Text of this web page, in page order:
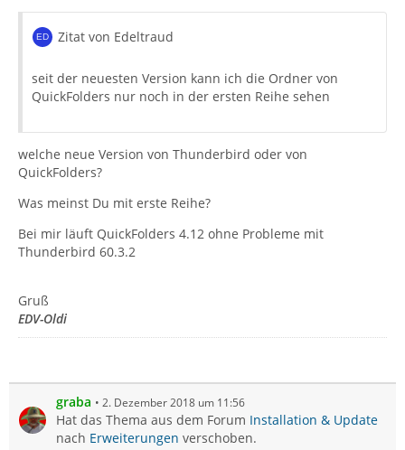
Zitat von Edeltraud
seit der neuesten Version kann ich die Ordner von
QuickFolders nur noch in der ersten Reihe sehen
welche neue Version von Thunderbird oder von
QuickFolders?
Was meinst Du mit erste Reihe?
Bei mir läuft QuickFolders 4.12 ohne Probleme mit
Thunderbird 60.3.2
Gruß
EDV-Oldi
graba 2. Dezember 2018 um 11:56
Hat das Thema aus dem Forum Installation & Update
nach Erweiterungen verschoben.